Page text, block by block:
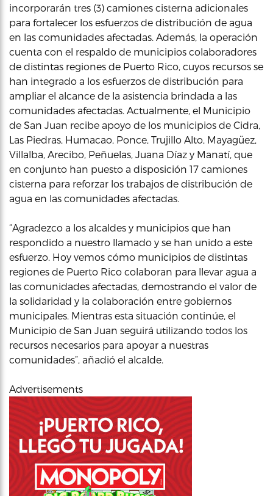
incorporarán tres (3) camiones cisterna adicionales
para fortalecer los esfuerzos de distribución de agua
en las comunidades afectadas. Además, la operación
cuenta con el respaldo de municipios colaboradores
de distintas regiones de Puerto Rico, cuyos recursos se
han integrado a los esfuerzos de distribución para
ampliar el alcance de la asistencia brindada a las
comunidades afectadas. Actualmente, el Municipio
de San Juan recibe apoyo de los municipios de Cidra,
Las Piedras, Humacao, Ponce, Trujillo Alto, Mayagüez,
Villalba, Arecibo, Peñuelas, Juana Díaz y Manatí, que
en conjunto han puesto a disposición 17 camiones
cisterna para reforzar los trabajos de distribución de
agua en las comunidades afectadas.
“Agradezco a los alcaldes y municipios que han
respondido a nuestro llamado y se han unido a este
esfuerzo. Hoy vemos cómo municipios de distintas
regiones de Puerto Rico colaboran para llevar agua a
las comunidades afectadas, demostrando el valor de
la solidaridad y la colaboración entre gobiernos
municipales. Mientras esta situación continúe, el
Municipio de San Juan seguirá utilizando todos los
recursos necesarios para apoyar a nuestras
comunidades”, añadió el alcalde.
Advertisements